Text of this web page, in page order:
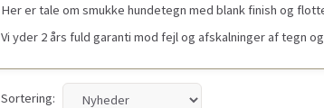
Her er tale om smukke hundetegn med blank finish og
Vi yder 2 års fuld garanti mod fejl og afskalninger af tegn
Sortering: